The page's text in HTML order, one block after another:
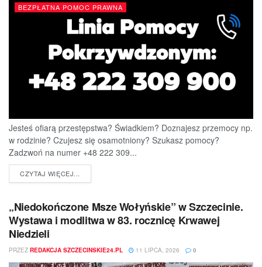
BEZPŁATNA POMOC PRAWNA
Jesteś ofiarą przestępstwa? Świadkiem? Doznajesz przemocy np.
w rodzinie? Czujesz się osamotniony? Szukasz pomocy?
Zadzwoń na numer +48 222 309...
CZYTAJ WIĘCEJ...
„Niedokończone Msze Wołyńskie” w Szczecinie.
Wystawa i modlitwa w 83. rocznicę Krwawej
Niedzieli
PRZEZ REDAKCJA SZCZECINSKIE24.PL 11 LIPCA, 2026 0